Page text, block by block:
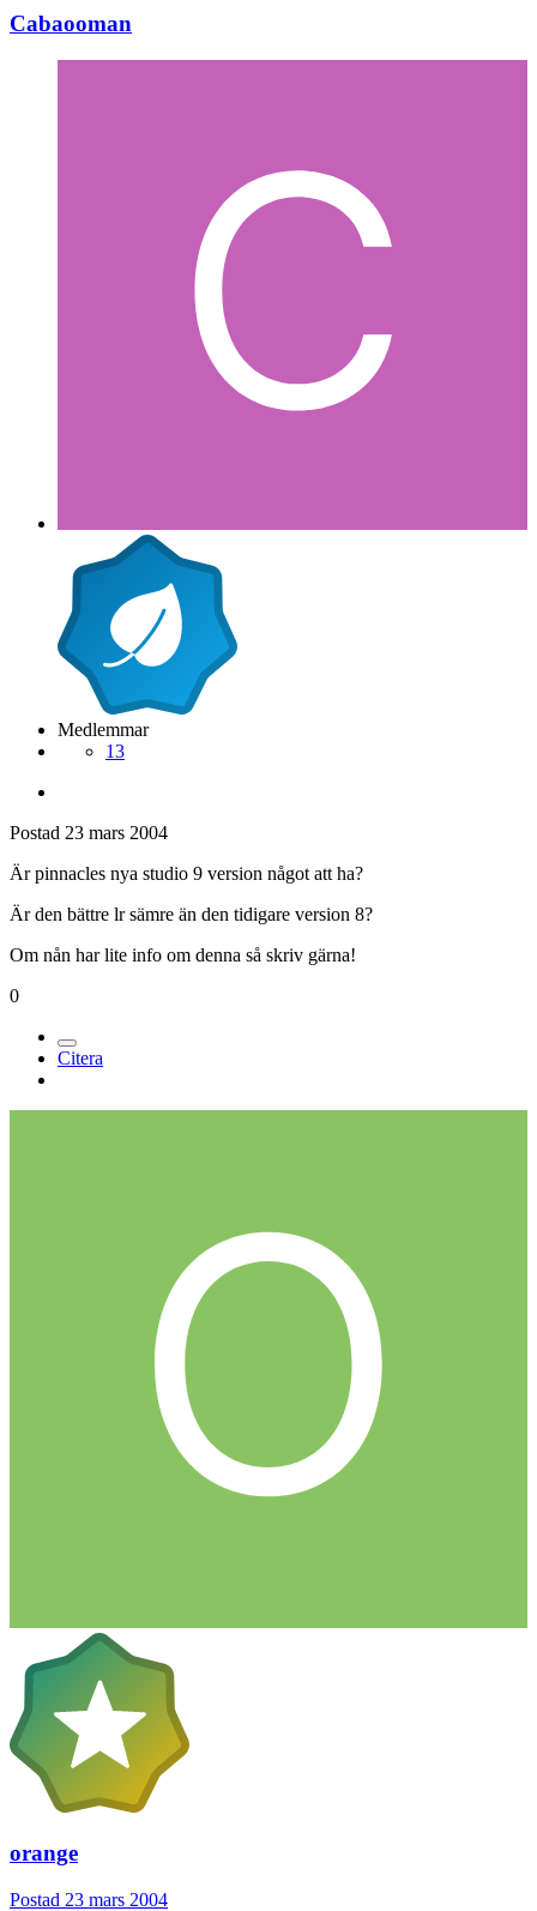
Cabaooman
Medlemmar
13
Postad 23 mars 2004
Är pinnacles nya studio 9 version något att ha?
Är den bättre lr sämre än den tidigare version 8?
Om nån har lite info om denna så skriv gärna!
0
Citera
orange
Postad 23 mars 2004